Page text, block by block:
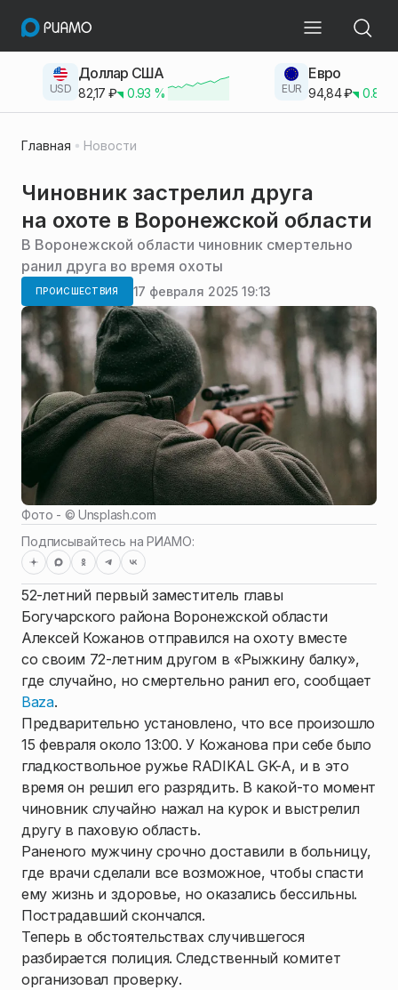
USD
Доллар США
82,17 ₽ 0.93 % EUR
Евро
94,84₽ 0.83
Главная Новости
Чиновник застрелил друга
на охоте в Воронежской области
В Воронежской области чиновник смертельно
ранил друга во время охоты
ПРОИСШЕСТВИЯ 17 февраля 2025 19:13
Фото - ©Unsplash.com
Подписывайтесь на РИАМО:
52-летний первый заместитель главы
Богучарского района Воронежской области
Алексей Кожанов отправился на охоту вместе
со своим 72-летним другом в «Рыжкину балку»,
где случайно, но смертельно ранил его, сообщает
Baza.
Предварительно установлено, что все произошло
15 февраля около 13:00. У Кожанова при себе было
гладкоствольное ружье RADIKAL GK-A, и в это
время он решил его разрядить. В какой-то момент
чиновник случайно нажал на курок и выстрелил
другу в паховую область.
Раненого мужчину срочно доставили в больницу,
где врачи сделали все возможное, чтобы спасти
ему жизнь и здоровье, но оказались бессильны.
Пострадавший скончался.
Теперь в обстоятельствах случившегося
разбирается полиция. Следственный комитет
организовал проверку.